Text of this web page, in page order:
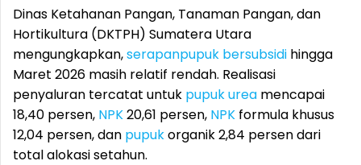
Dinas Ketahanan Pangan, Tanaman Pangan, dan
Hortikultura (DKTPH) Sumatera Utara
mengungkapkan,serapanpupuk bersubsidi hingga
Maret 2026 masih relatif rendah. Realisasi
penyaluran tercatat untuk pupukurea mencapai
18,40 persen, NPK20,61 persen, NPK formula khusus
12,04 persen, dan pupukorganik 2,84 persen dari
total alokasi setahun.